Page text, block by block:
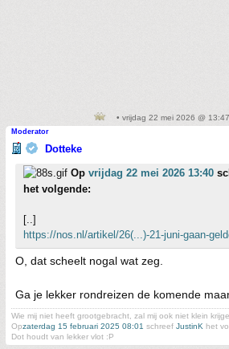
• vrijdag 22 mei 2026 @
Moderator
Dotteke
Op vrijdag 22 mei 2026 13:40
het volgende:
[..]
https://nos.nl/artikel/26(...)-21-juni-gaan-
O, dat scheelt nogal wat zeg.
Ga je lekker rondreizen de komende
Wie mij niet heeft grootgebracht, zal mij ook niet klein
Opzaterdag 15 februari 2025 08:01 schreef JustinK het
Dot houdt van lekker vlot :P